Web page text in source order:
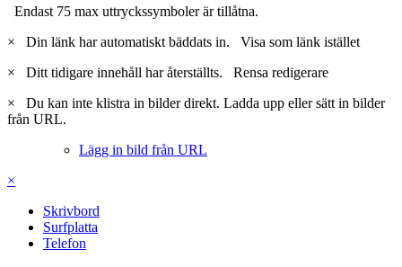
Endast 75 max uttryckssymboler är tillåtna.
×
Din länk har automatiskt bäddats in. Visa som länk istället
×
Ditt tidigare innehåll har återställts. Rensa redigerare
×
Du kan inte klistra in bilder direkt. Ladda upp eller sätt in bilder
från URL.
Lägg in bild från URL
×
Skrivbord
Surfplatta
Telefon